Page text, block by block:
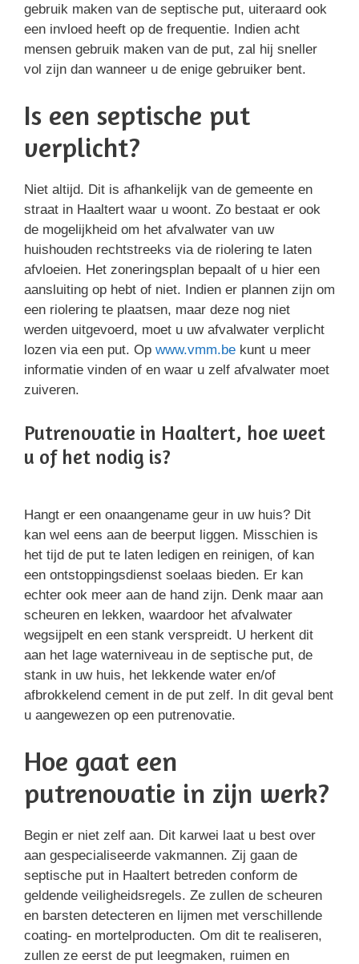
gebruik maken van de septische put, uiteraard ook
een invloed heeft op de frequentie. Indien acht
mensen gebruik maken van de put, zal hij sneller
vol zijn dan wanneer u de enige gebruiker bent.
Is een septische put
verplicht?
Niet altijd. Dit is afhankelijk van de gemeente en
straat in Haaltert waar u woont. Zo bestaat er ook
de mogelijkheid om het afvalwater van uw
huishouden rechtstreeks via de riolering te laten
afvloeien. Het zoneringsplan bepaalt of u hier een
aansluiting op hebt of niet. Indien er plannen zijn om
een riolering te plaatsen, maar deze nog niet
werden uitgevoerd, moet u uw afvalwater verplicht
lozen via een put. Op www.vmm.be kunt u meer
informatie vinden of en waar u zelf afvalwater moet
zuiveren.
Putrenovatie in Haaltert, hoe weet
u of het nodig is?
Hangt er een onaangename geur in uw huis? Dit
kan wel eens aan de beerput liggen. Misschien is
het tijd de put te laten ledigen en reinigen, of kan
een ontstoppingsdienst soelaas bieden. Er kan
echter ook meer aan de hand zijn. Denk maar aan
scheuren en lekken, waardoor het afvalwater
wegsijpelt en een stank verspreidt. U herkent dit
aan het lage waterniveau in de septische put, de
stank in uw huis, het lekkende water en/of
afbrokkelend cement in de put zelf. In dit geval bent
u aangewezen op een putrenovatie.
Hoe gaat een
putrenovatie in zijn werk?
Begin er niet zelf aan. Dit karwei laat u best over
aan gespecialiseerde vakmannen. Zij gaan de
septische put in Haaltert betreden conform de
geldende veiligheidsregels. Ze zullen de scheuren
en barsten detecteren en lijmen met verschillende
coating- en mortelproducten. Om dit te realiseren,
zullen ze eerst de put leegmaken, ruimen en